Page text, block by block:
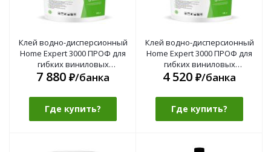
Клей водно-дисперсионный
Home Expert 3000 ПРОФ для
гибких виниловых
покрытий 10 кг
7 880 ₽/банка
Где купить?
Клей водно-дисперсионный
Home Expert 3000 ПРОФ для
гибких виниловых
покрытий 5 кг
4 520 ₽/банка
Где купить?